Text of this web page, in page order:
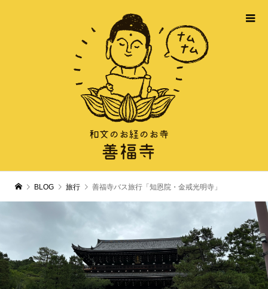
BLOG 旅行 善福寺バス旅行「知恩院・金戒光明寺」